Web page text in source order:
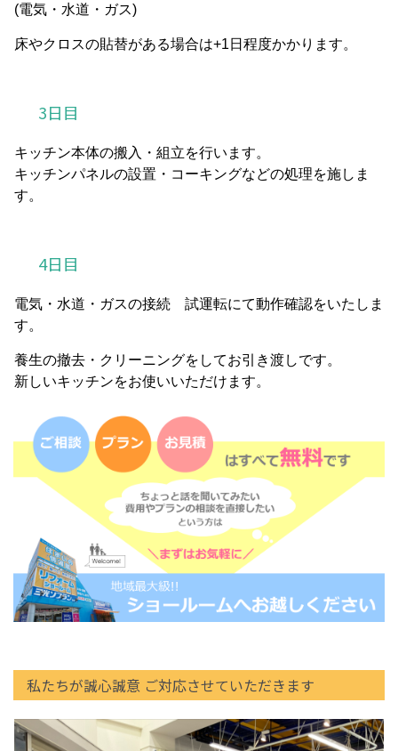
(電気・水道・ガス)
床やクロスの貼替がある場合は+1日程度かかります。
3日目
キッチン本体の搬入・組立を行います。
キッチンパネルの設置・コーキングなどの処理を施しま
す。
4日目
電気・水道・ガスの接続 試運転にて動作確認をいたしま
す。
養生の撤去・クリーニングをしてお引き渡しです。
新しいキッチンをお使いいただけます。
私たちが誠心誠意 ご対応させていただきます